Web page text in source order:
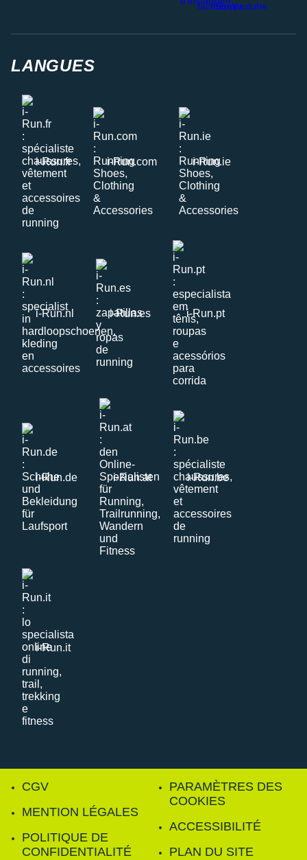
LANGUES
i-Run.fr i-Run.com i-Run.ie
i-Run.nl i-Run.es i-Run.pt
i-Run.de i-Run.at i-Run.be
i-Run.it
CGV
MENTION LÉGALES
POLITIQUE DE
CONFIDENTIALITÉ
PARAMÈTRES DES
COOKIES
ACCESSIBILITÉ
PLAN DU SITE